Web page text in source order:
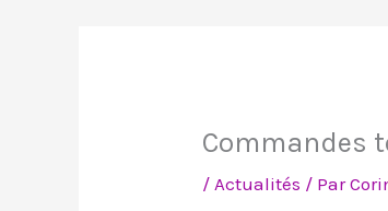
Commandes
/Actualités / Par